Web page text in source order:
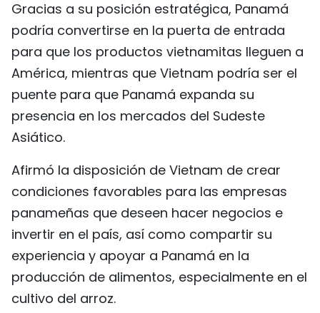
Gracias a su posición estratégica, Panamá
podría convertirse en la puerta de entrada
para que los productos vietnamitas lleguen a
América, mientras que Vietnam podría ser el
puente para que Panamá expanda su
presencia en los mercados del Sudeste
Asiático.
Afirmó la disposición de Vietnam de crear
condiciones favorables para las empresas
panameñas que deseen hacer negocios e
invertir en el país, así como compartir su
experiencia y apoyar a Panamá en la
producción de alimentos, especialmente en el
cultivo del arroz.